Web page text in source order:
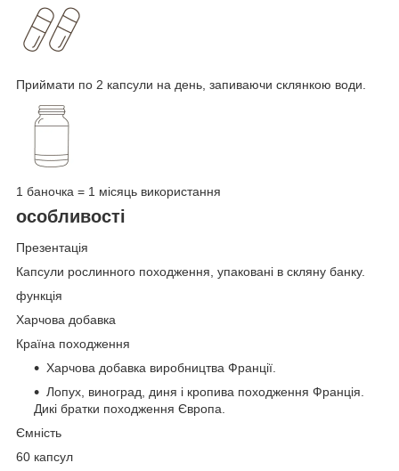
Приймати по 2 капсули на день, запиваючи склянкою води.
1 баночка = 1 місяць використання
особливості
Презентація
Капсули рослинного походження, упаковані в скляну банку.
функція
Харчова добавка
Країна походження
Харчова добавка виробництва Франції.
Лопух, виноград, диня і кропива походження Франція.
Дикі братки походження Європа.
Ємність
60 капсул